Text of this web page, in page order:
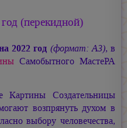
(перекидной)
2022 год (формат: А3), в
Самобытного МастеРА
Картины Создательницы
возпрянуть духом в
выбору человечества,